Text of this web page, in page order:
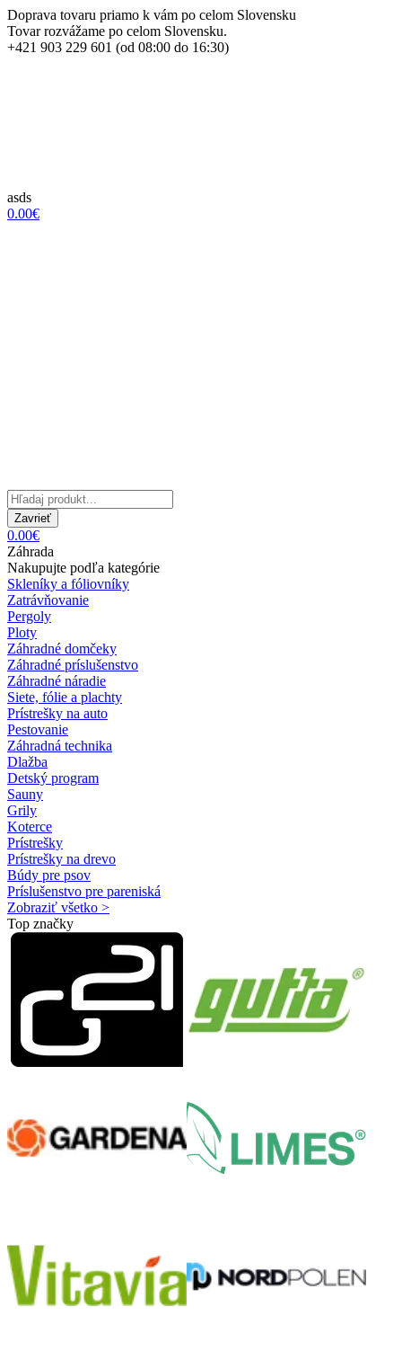
Doprava tovaru priamo k vám po celom Slovensku
Tovar rozvážame po celom Slovensku.
+421 903 229 601 (od 08:00 do 16:30)
asds
0.00€
Zavrieť
0.00€
Záhrada
Nakupujte podľa kategórie
Skleníky a fóliovníky
Zatrávňovanie
Pergoly
Ploty
Záhradné domčeky
Záhradné príslušenstvo
Záhradné náradie
Siete, fólie a plachty
Prístrešky na auto
Pestovanie
Záhradná technika
Dlažba
Detský program
Sauny
Grily
Koterce
Prístrešky
Prístrešky na drevo
Búdy pre psov
Príslušenstvo pre pareniská
Zobraziť všetko >
Top značky